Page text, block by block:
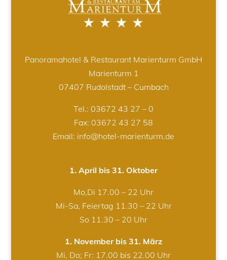
Panoramahotel & Restaurant Marienturm GmbH
Marienturm 1
07407 Rudolstadt – Cumbach
Tel.: 03672 43 27 – 0
Fax: 03672 43 27 58
Email: info@hotel-marienturm.de
1. April bis 31. Oktober
Mo,Di 17.00 – 22 Uhr
Mi-Sa, Feiertag 11.30 – 22 Uhr
So 11.30 – 20 Uhr
1. November bis 31. März
Mi, Do; Fr: 17.00 bis 22.00 Uhr